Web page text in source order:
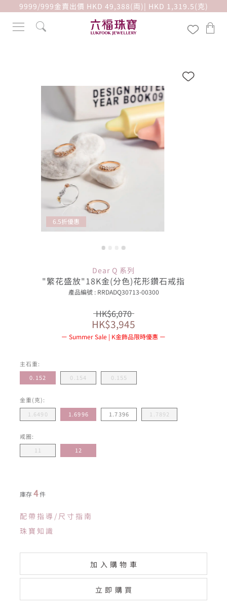
9999/999金賣出價 HKD 49,388(両)| HKD 1,319.5(克)
6.5折優惠
Dear Q 系列
"繁花盛放"18K金(分色)花形鑽石戒指
產品編號 : RRDADQ30713-00300
HK$6,070
HK$3,945
Summer Sale | K金飾品限時優惠
主石重:
0.152
0.154 0.155
金重(克):
1.6490
1.6996 1.7396 1.7892
戒圈:
11
12
庫存4件
配帶指導/尺寸指南
珠寶知識
加入購物車
立即購買